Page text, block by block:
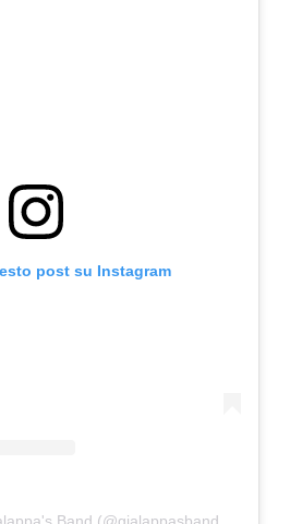
post su Instagram